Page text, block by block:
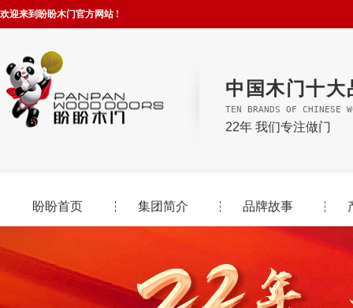
欢迎来到盼盼木门官方网站 !
中国木门十大
TEN BRANDS OF CHINESE
22年 我们专注做门
盼盼首页 集团简介 品牌故事